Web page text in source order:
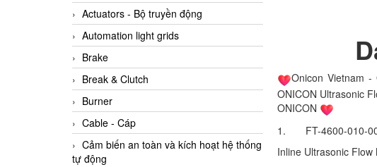
Actuators - Bộ truyền động
Automation light grids
Brake
Break & Clutch
Burner
Cable - Cáp
Cảm biến an toàn và kích hoạt hệ thống
tự động
Onicon Vietnam
ONICON Ultrasonic
ONICON
1. FT-4600-010-
Inline Ultrasonic Flow